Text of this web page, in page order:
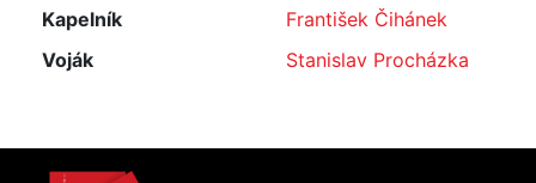
Kapelník
František Čihánek
Voják
Stanislav Procházka